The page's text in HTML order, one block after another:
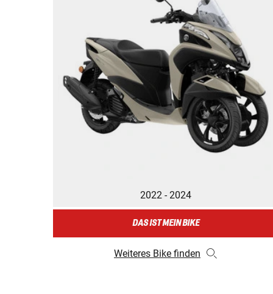
2022 - 2024
DAS IST MEIN BIKE
Weiteres Bike finden